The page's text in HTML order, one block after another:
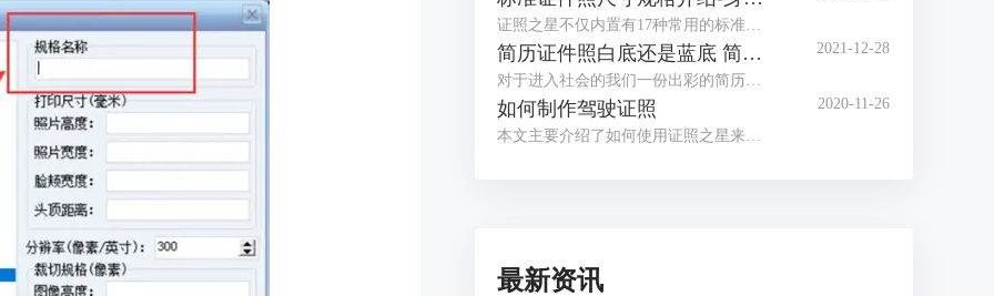
证照之星不仅内置有17种常用的标准证件照规格模板，还可以自定义设置任意标准证件照尺寸规格，能够支持所有的标准证件照尺寸规格的制作处理。
简历证件照白底还是蓝底 简历证件照尺寸一般多大
对于进入社会的我们一份出彩的简历是我们找一份满意的工作的前提，在简历中除了让HR关注的个人履历介绍外，就属简历证件照更能体现一个人的精神面貌，那么，我们在制作简历时，简历证件照是放白底还是蓝底呢？简历证件照尺寸一般多大呢？
2021-12-28
如何制作驾驶证照
本文主要介绍了如何使用证照之星来制作驾驶证照片，详细介绍了从照片导入、照片修改到最后打印出标准驾驶证照的步骤。
2020-11-26
最新资讯